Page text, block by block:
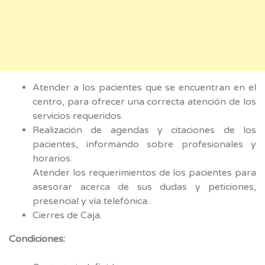
Atender a los pacientes que se encuentran en el
centro, para ofrecer una correcta atención de los
servicios requeridos.
Realización de agendas y citaciones de los
pacientes, informando sobre profesionales y
horarios.
Atender los requerimientos de los pacientes para
asesorar acerca de sus dudas y peticiones,
presencial y vía telefónica.
Cierres de Caja.
Condiciones: